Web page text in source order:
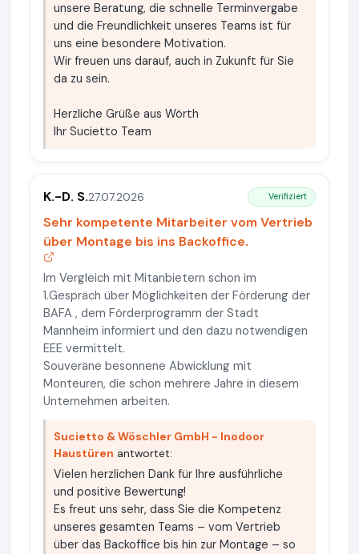
unsere Beratung, die schnelle Terminvergabe
und die Freundlichkeit unseres Teams ist für
uns eine besondere Motivation.
Wir freuen uns darauf, auch in Zukunft für Sie
da zu sein.
Herzliche Grüße aus Wörth
Ihr Sucietto Team
K.-D. S.27.07.2026 Verifiziert
Sehr kompetente Mitarbeiter vom Vertrieb
über Montage bis ins Backoffice.
Im Vergleich mit Mitanbietern schon im
1.Gespräch über Möglichkeiten der Förderung der
BAFA , dem Förderprogramm der Stadt
Mannheim informiert und den dazu notwendigen
EEE vermittelt.
Souveräne besonnene Abwicklung mit
Monteuren, die schon mehrere Jahre in diesem
Unternehmen arbeiten.
Sucietto & Wöschler GmbH - Inodoor
Haustüren antwortet:
Vielen herzlichen Dank für Ihre ausführliche
und positive Bewertung!
Es freut uns sehr, dass Sie die Kompetenz
unseres gesamten Teams – vom Vertrieb
über das Backoffice bis hin zur Montage – so